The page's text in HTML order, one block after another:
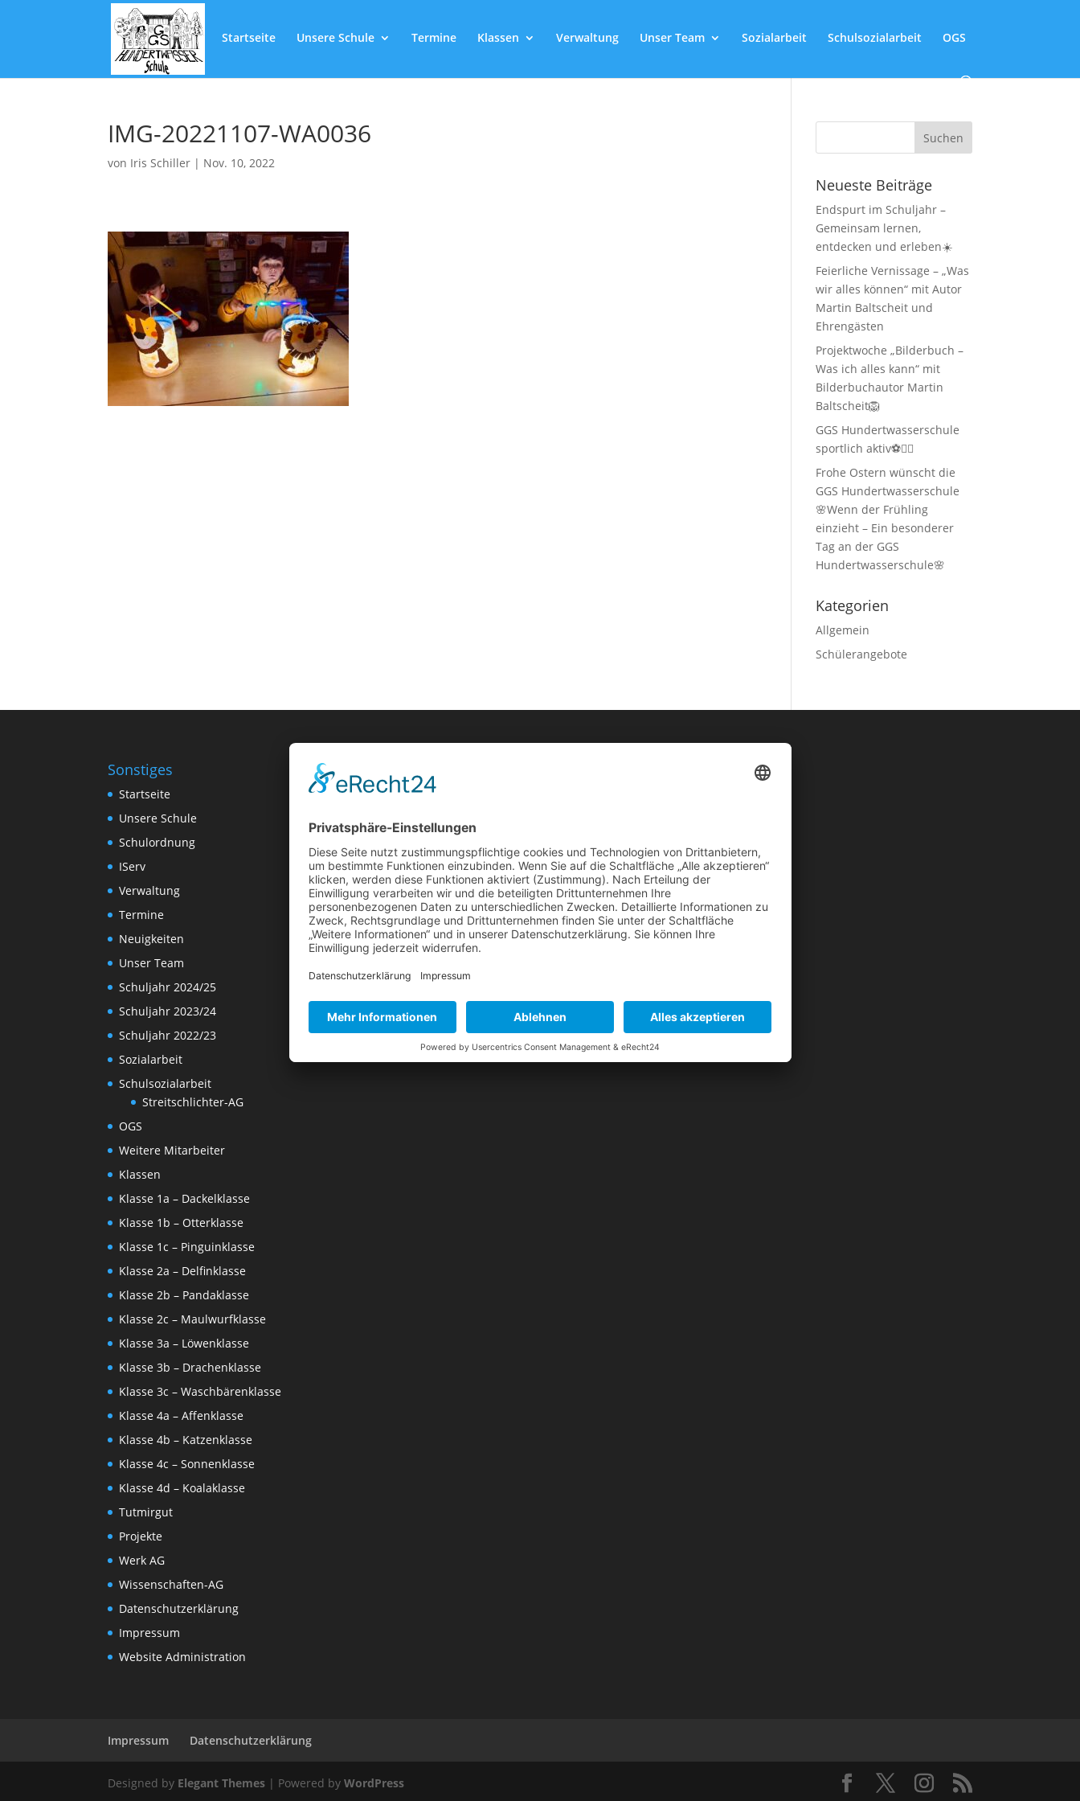
Startseite Unsere Schule Termine Klassen Verwaltung Unser Team Sozialarbeit Schulsozialarbeit OGS
IMG-20221107-WA0036
von Iris Schiller | Nov. 10, 2022
Neueste Beiträge
Endspurt im Schuljahr –
Gemeinsam lernen,
entdecken und erleben☀️
Feierliche Vernissage – „Was
wir alles können“ mit Autor
Martin Baltscheit und
Ehrengästen
Projektwoche „Bilderbuch –
Was ich alles kann“ mit
Bilderbuchautor Martin
Baltscheit🦁
GGS Hundertwasserschule
sportlich aktiv⚽🏃‍♂️
Frohe Ostern wünscht die
GGS Hundertwasserschule
🌸Wenn der Frühling
einzieht – Ein besonderer
Tag an der GGS
Hundertwasserschule🌸
Kategorien
Allgemein
Schülerangebote
Sonstiges
Startseite
Unsere Schule
Schulordnung
IServ
Verwaltung
Termine
Neuigkeiten
Unser Team
Schuljahr 2024/25
Schuljahr 2023/24
Schuljahr 2022/23
Sozialarbeit
Schulsozialarbeit
Streitschlichter-AG
OGS
Weitere Mitarbeiter
Klassen
Klasse 1a – Dackelklasse
Klasse 1b – Otterklasse
Klasse 1c – Pinguinklasse
Klasse 2a – Delfinklasse
Klasse 2b – Pandaklasse
Klasse 2c – Maulwurfklasse
Klasse 3a – Löwenklasse
Klasse 3b – Drachenklasse
Klasse 3c – Waschbärenklasse
Klasse 4a – Affenklasse
Klasse 4b – Katzenklasse
Klasse 4c – Sonnenklasse
Klasse 4d – Koalaklasse
Tutmirgut
Projekte
Werk AG
Wissenschaften-AG
Datenschutzerklärung
Impressum
Website Administration
Impressum Datenschutzerklärung
Designed by Elegant Themes | Powered byWordPress